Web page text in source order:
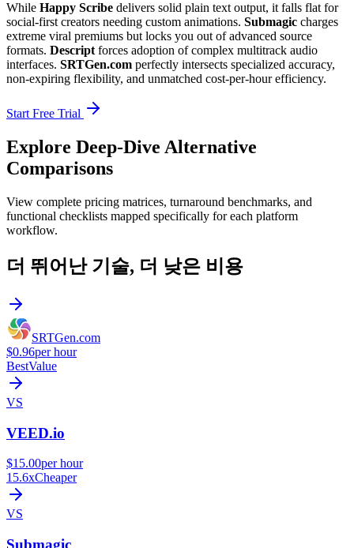
While Happy Scribe delivers solid plain text output, it falls flat for
social-first creators needing custom animations. Submagic charges
extreme viral premiums but locks you out of advanced source
formats. Descript forces adoption of complex multitrack audio
interfaces. SRTGen.com perfectly intersects specialized accuracy,
non-expiring flexibility, and unmatched cost-per-hour efficiency.
Start Free Trial
Explore Deep-Dive Alternative
Comparisons
View complete pricing matrices, turnaround benchmarks, and
functional checklists mapped specifically for each platform
workflow.
더 뛰어난 기술, 더 낮은 비용
SRTGen.com
$0.96per hour
BestValue
VS
VEED.io
$15.00per hour
15.6xCheaper
VS
Submagic